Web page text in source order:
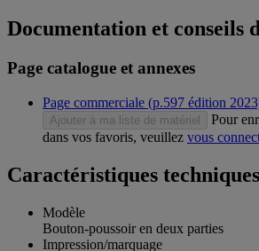
Documentation et conseils
Page catalogue et annexes
Page commerciale (p.597 édition
Ajouter à ma liste de matériel
Pour
dans vos favoris, veuillez vous
Caractéristiques techniques
Modèle
Bouton-poussoir en deux parties
Impression/marquage